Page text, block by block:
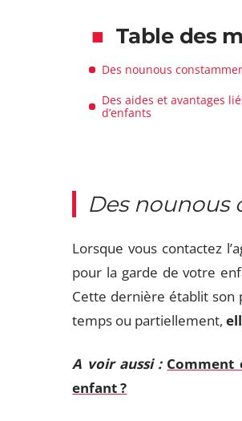
Table des
Des nounous
Des aides et avantages
d’enfants
Des nounous
Lorsque vous contactez
pour la garde de votre
Cette dernière établit son
temps ou partiellement,
A voir aussi : Comment
enfant ?